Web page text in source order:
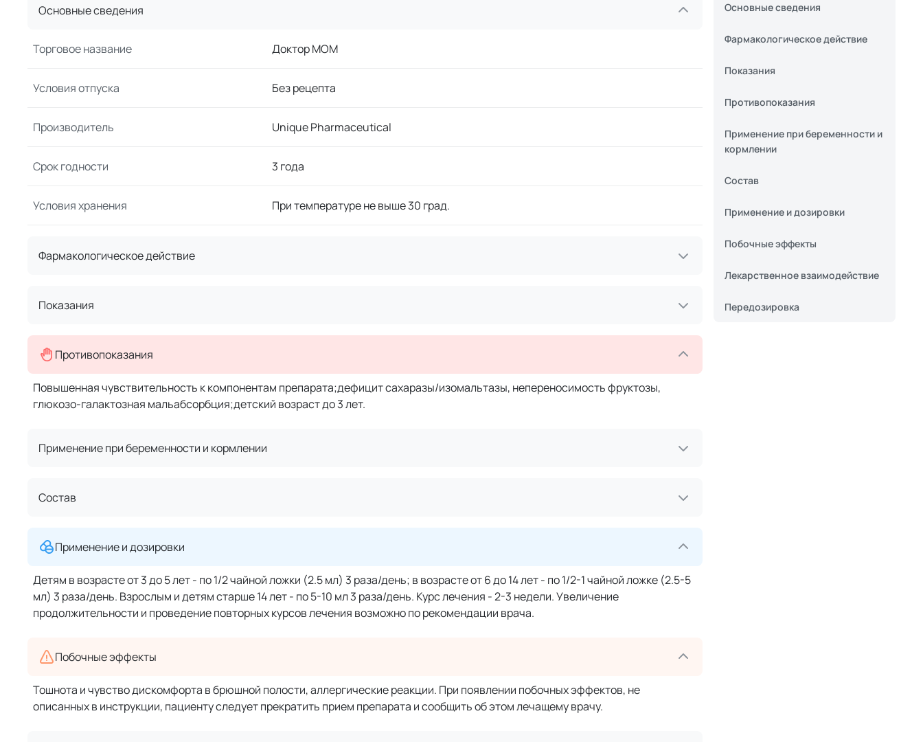
Основные сведения
Торговое название Доктор МОМ
Условия отпуска Без рецепта
Производитель Unique Pharmaceutical
Срок годности 3 года
Условия хранения При температуре не выше 30 град.
Фармакологическое действие
Показания
Противопоказания
Повышенная чувствительность к компонентам препарата;дефицит сахаразы/изомальтазы, непереносимость фруктозы,
глюкозо-галактозная мальабсорбция;детский возраст до 3 лет.
Применение при беременности и кормлении
Состав
Применение и дозировки
Детям в возрасте от 3 до 5 лет - по 1/2 чайной ложки (2.5 мл) 3 раза/день; в возрасте от 6 до 14 лет - по 1/2-1 чайной ложке (2.5-5
мл) 3 раза/день. Взрослым и детям старше 14 лет - по 5-10 мл 3 раза/день. Курс лечения - 2-3 недели. Увеличение
продолжительности и проведение повторных курсов лечения возможно по рекомендации врача.
Побочные эффекты
Тошнота и чувство дискомфорта в брюшной полости, аллергические реакции. При появлении побочных эффектов, не
описанных в инструкции, пациенту следует прекратить прием препарата и сообщить об этом лечащему врачу.
Основные сведения
Фармакологическое действие
Показания
Противопоказания
Применение при беременности и
кормлении
Состав
Применение и дозировки
Побочные эффекты
Лекарственное взаимодействие
Передозировка